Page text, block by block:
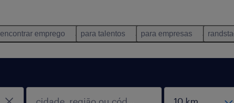
encontrar emprego para talentos para empresas